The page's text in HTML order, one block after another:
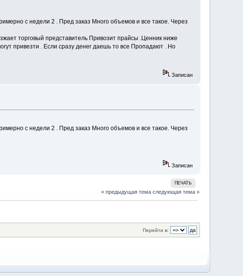
с недели 2 . Пред заказ Много объемов и все такое. Через
торговый представитель Привозит прайсы .Ценник ниже
привезти . Если сразу денег даешь то все Пропадают . Но
Записан
с недели 2 . Пред заказ Много объемов и все такое. Через
Записан
ПЕЧАТЬ
« предыдущая тема следующая тема »
Перейти в: